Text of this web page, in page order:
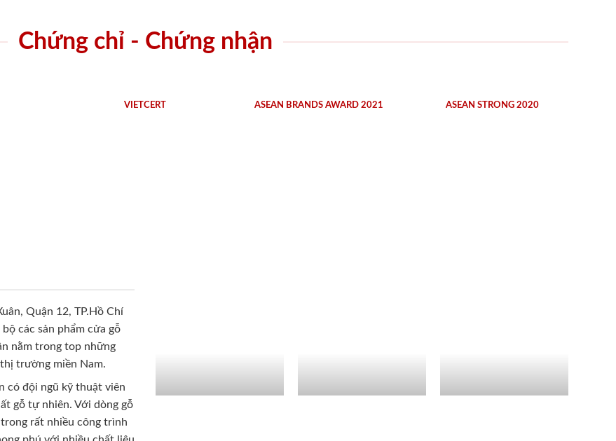
Chứng chỉ - Chứng nhận
VIETCERT ASEAN BRANDS AWARD 2021 ASEAN STRONG 2020
Quận 12, TP.Hồ Chí
các sản phẩm cửa gỗ
nằm trong top những
trường miền Nam.
có đội ngũ kỹ thuật viên
gỗ tự nhiên. Với dòng gỗ
rất nhiều công trình